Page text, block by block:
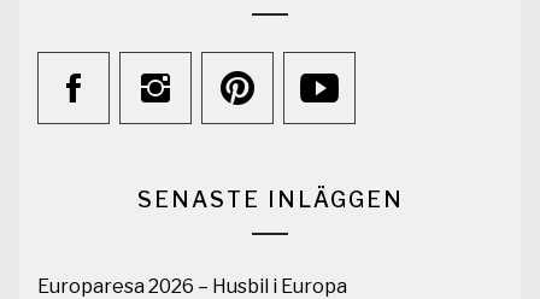
SENASTE INLÄGGEN
Europaresa 2026 – Husbil i Europa